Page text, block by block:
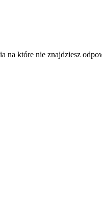
na które nie znajdziesz